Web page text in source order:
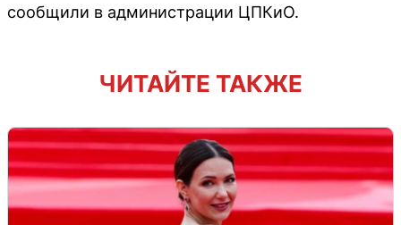
сообщили в администрации ЦПКиО.
ЧИТАЙТЕ ТАКЖЕ